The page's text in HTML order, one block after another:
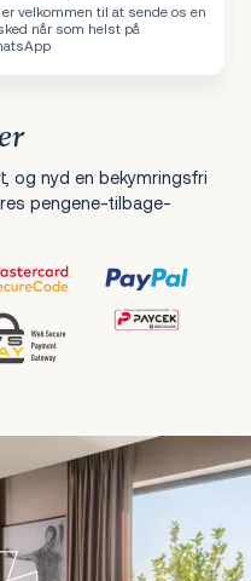
er velkommen til at sende os en
når som helst på
og nyd en bekymringsfri
pengene-tilbage-